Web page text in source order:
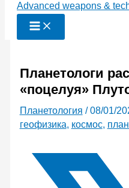
Advanced weapons &
Планетологи
«поцелуя»
Планетология /08/01/
геофизика, космос,